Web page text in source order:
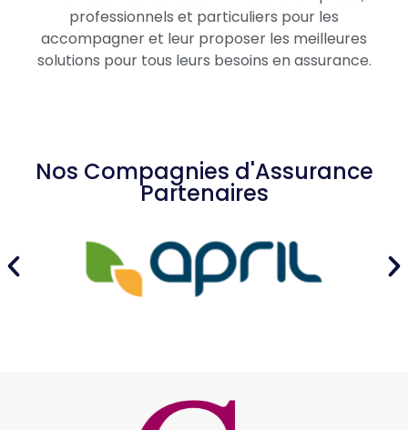
professionnels et particuliers pour les
accompagner et leur proposer les meilleures
solutions pour tous leurs besoins en assurance.
Nos Compagnies d'Assurance
Partenaires